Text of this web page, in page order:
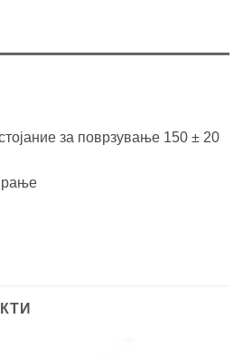
за поврзување 150 ± 20